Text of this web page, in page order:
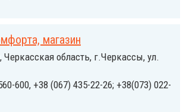
магазин
Черкасская область, г.Черкассы, ул.
600, +38 (067) 435-22-26; +38(073) 022-